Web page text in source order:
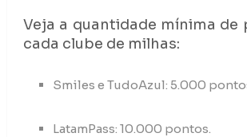
Veja a quantidade mínima de
cada clube de milhas:
Smiles e TudoAzul: 5.000
LatamPass: 10.000 pontos.